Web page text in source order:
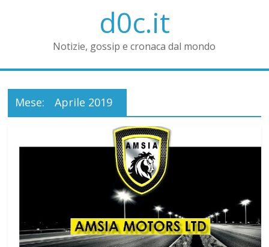
d0c.it
Notizie, gossip e cronaca dal mondo
Mese: Aprile 2019